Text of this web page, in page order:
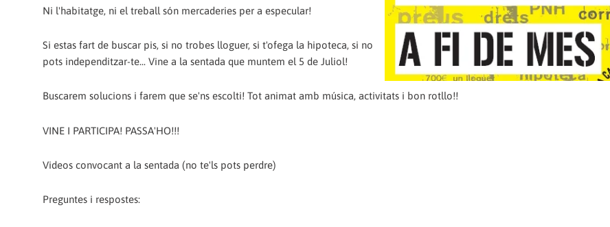
Ni l'habitatge, ni el treball són mercaderies per a especular!
Si estas fart de buscar pis, si no trobes lloguer, si t'ofega la hipoteca, si no
pots independitzar-te... Vine a la sentada que muntem el 5 de Juliol!
Buscarem solucions i farem que se'ns escolti! Tot animat amb música, activitats i bon rotllo!!
VINE I PARTICIPA! PASSA'HO!!!
Videos convocant a la sentada (no te'ls pots perdre)
Preguntes i respostes: